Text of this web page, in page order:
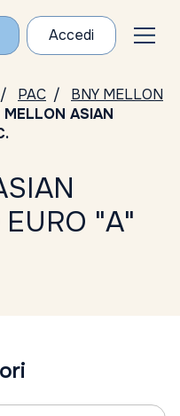
Accedi
PAC
BNY MELLON
MELLON ASIAN
"A"